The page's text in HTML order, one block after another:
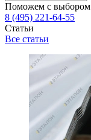
Поможем с выбором
8 (495) 221-64-55
Статьи
Все статьи